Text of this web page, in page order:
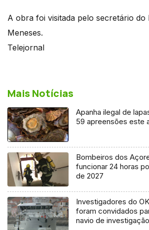
A obra foi visitada pelo secretário do
Meneses.
Telejornal
Mais Notícias
Apanha ilegal de
59 apreensões este
Bombeiros dos
funcionar 24 horas
de 2027
Investigadores do
foram convidados
navio de